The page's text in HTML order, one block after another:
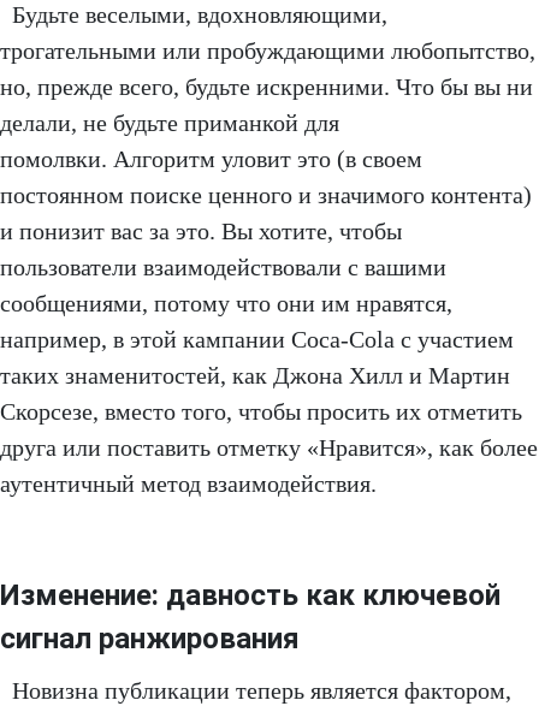
Будьте веселыми, вдохновляющими,
трогательными или пробуждающими любопытство,
но, прежде всего, будьте искренними. Что бы вы ни
делали, не будьте приманкой для
помолвки. Алгоритм уловит это (в своем
постоянном поиске ценного и значимого контента)
и понизит вас за это. Вы хотите, чтобы
пользователи взаимодействовали с вашими
сообщениями, потому что они им нравятся,
например, в этой кампании Coca-Cola с участием
таких знаменитостей, как Джона Хилл и Мартин
Скорсезе, вместо того, чтобы просить их отметить
друга или поставить отметку «Нравится», как более
аутентичный метод взаимодействия.
Изменение: давность как ключевой
сигнал ранжирования
Новизна публикации теперь является фактором,